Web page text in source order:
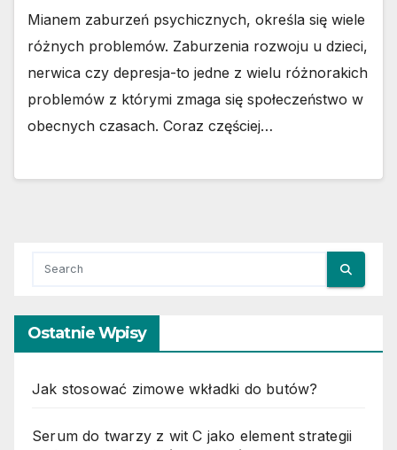
Mianem zaburzeń psychicznych, określa się wiele
różnych problemów. Zaburzenia rozwoju u dzieci,
nerwica czy depresja-to jedne z wielu różnorakich
problemów z którymi zmaga się społeczeństwo w
obecnych czasach. Coraz częściej…
Ostatnie Wpisy
Jak stosować zimowe wkładki do butów?
Serum do twarzy z wit C jako element strategii